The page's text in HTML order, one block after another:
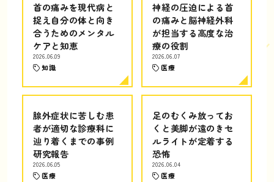
首の痛みを現代病と
捉え自分の体と向き
合うためのメンタル
ケアと知恵
2026.06.09
知識
神経の圧迫による首
の痛みと脳神経外科
が担当する高度な治
療の役割
2026.06.07
医療
腺外症状に苦しむ患
者が適切な診療科に
辿り着くまでの事例
研究報告
2026.06.05
医療
足のむくみ放ってお
くと美脚が遠のきセ
ルライトが定着する
恐怖
2026.06.04
医療